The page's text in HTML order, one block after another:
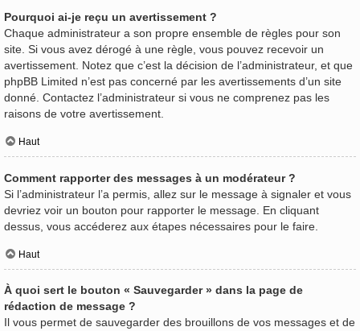
Pourquoi ai-je reçu un avertissement ?
Chaque administrateur a son propre ensemble de règles pour son
site. Si vous avez dérogé à une règle, vous pouvez recevoir un
avertissement. Notez que c’est la décision de l’administrateur, et que
phpBB Limited n’est pas concerné par les avertissements d’un site
donné. Contactez l’administrateur si vous ne comprenez pas les
raisons de votre avertissement.
Haut
Comment rapporter des messages à un modérateur ?
Si l’administrateur l’a permis, allez sur le message à signaler et vous
devriez voir un bouton pour rapporter le message. En cliquant
dessus, vous accéderez aux étapes nécessaires pour le faire.
Haut
À quoi sert le bouton « Sauvegarder » dans la page de
rédaction de message ?
Il vous permet de sauvegarder des brouillons de vos messages et de